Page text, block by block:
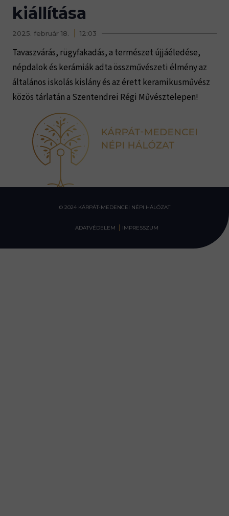
kiállítása
2025. február 18. 12:03
Tavaszvárás, rügyfakadás, a természet újjáéledése,
népdalok és kerámiák adta összművészeti élmény az
általános iskolás kislány és az érett keramikusművész
közös tárlatán a Szentendrei Régi Művésztelepen!
© 2024 KÁRPÁT-MEDENCEI NÉPI HÁLÓZAT
ADATVÉDELEM IMPRESSZUM